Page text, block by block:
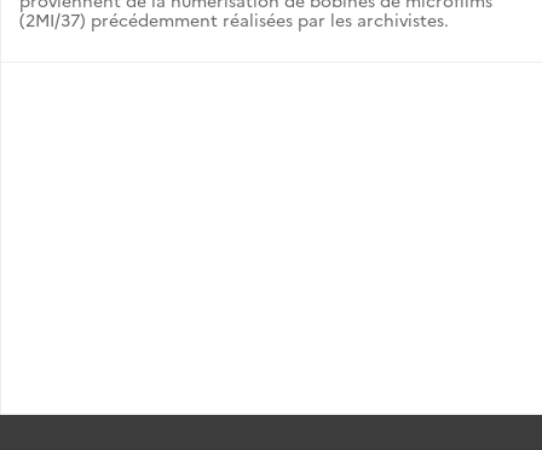
(2MI/37) précédemment réalisées par les archivistes.